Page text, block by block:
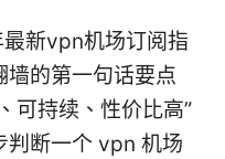
新vpn机场订阅指
墙的第一句话要点
可持续、性价比高”
判断一个 vpn 机场